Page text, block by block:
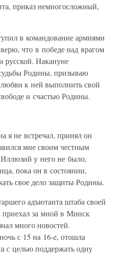
приказ немногосложный,
в командование армиями
что в победе над врагом
русской. Накануне
Родины, призываю
к ней выполнить свой
и счастью Родины.
я не встречал, принял он
мне своим честным
у него не было,
пока он в состоянии,
свое дело защиты Родины.
адъютанта штаба своей
приехал за мной в Минск
много новостей.
с 15 на 16-e, отошла
с целью поддержать одну